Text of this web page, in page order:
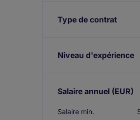
Type de contrat
Niveau d'expérience
Salaire annuel (EUR)
Salaire min.